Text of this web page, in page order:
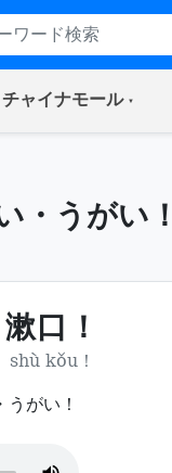
チャイナモール
・うがい！
漱口！
shù kǒu！
がい！